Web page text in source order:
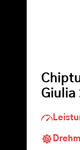
Giulia